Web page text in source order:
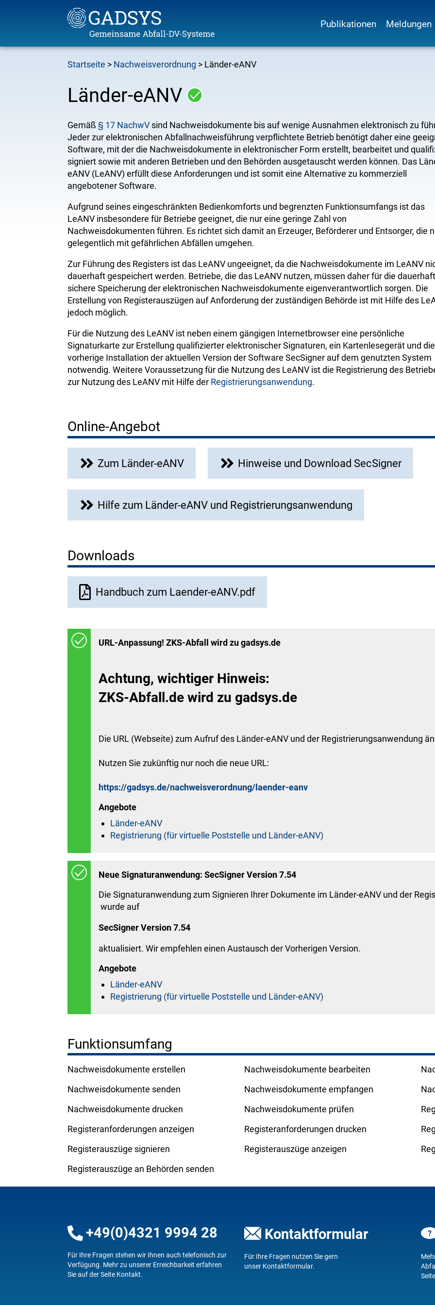
Direkt
Hauptnavigation
Publikationen Meldungen
Startseite Nachweisverordnung Länder-eANV
Länder-eANV
Gemäß § 17 NachwV sind Nachweisdokumente bis auf wenige Ausnahmen elektronisch zu
Jeder zur elektronischen Abfallnachweisführung verpflichtete Betrieb benötigt daher eine
Software, mit der die Nachweisdokumente in elektronischer Form erstellt, bearbeitet und
signiert sowie mit anderen Betrieben und den Behörden ausgetauscht werden können. Das
eANV (LeANV) erfüllt diese Anforderungen und ist somit eine Alternative zu kommerziell
angebotener Software.
Aufgrund seines eingeschränkten Bedienkomforts und begrenzten Funktionsumfangs ist das
LeANV insbesondere für Betriebe geeignet, die nur eine geringe Zahl von
Nachweisdokumenten führen. Es richtet sich damit an Erzeuger, Beförderer und Entsorger, die
gelegentlich mit gefährlichen Abfällen umgehen.
Zur Führung des Registers ist das LeANV ungeeignet, da die Nachweisdokumente im LeANV
dauerhaft gespeichert werden. Betriebe, die das LeANV nutzen, müssen daher für die
sichere Speicherung der elektronischen Nachweisdokumente eigenverantwortlich sorgen. Die
Erstellung von Registerauszügen auf Anforderung der zuständigen Behörde ist mit Hilfe des
jedoch möglich.
Für die Nutzung des LeANV ist neben einem gängigen Internetbrowser eine persönliche
Signaturkarte zur Erstellung qualifizierter elektronischer Signaturen, ein Kartenlesegerät und die
vorherige Installation der aktuellen Version der Software SecSigner auf dem genutzten System
notwendig. Weitere Voraussetzung für die Nutzung des LeANV ist die Registrierung des
zur Nutzung des LeANV mit Hilfe der Registrierungsanwendung.
Online-Angebot
Zum Länder-eANV Hinweise und Download SecSigner
Hilfe zum Länder-eANV und Registrierungsanwendung
Downloads
Dokument
Handbuch zum Laender-eANV.pdf
URL-Anpassung! ZKS-Abfall wird zu gadsys.de
Achtung, wichtiger Hinweis:
ZKS-Abfall.de wird zu gadsys.de
Die URL (Webseite) zum Aufruf des Länder-eANV und der Registrierungsanwendung
Nutzen Sie zukünftig nur noch die neue URL:
https://gadsys.de/nachweisverordnung/laender-eanv
Angebote
Länder-eANV
Registrierung (für virtuelle Poststelle und Länder-eANV)
Neue Signaturanwendung: SecSigner Version 7.54
Die Signaturanwendung zum Signieren Ihrer Dokumente im Länder-eANV und der
wurde auf
SecSigner Version 7.54
aktualisiert. Wir empfehlen einen Austausch der Vorherigen Version.
Angebote
Länder-eANV
Registrierung (für virtuelle Poststelle und Länder-eANV)
Funktionsumfang
Nachweisdokumente erstellen Nachweisdokumente bearbeiten
Nachweisdokumente senden
Nachweisdokumente empfangen
Nachweisdokumente drucken
Nachweisdokumente prüfen
Registeranforderungen anzeigen
Registeranforderungen drucken
Registerauszüge signieren
Registerauszüge anzeigen
Registerauszüge an Behörden senden
+49(0)4321 9994 28
Für Ihre Fragen stehen wir Ihnen auch telefonisch zur
Verfügung. Mehr zu unserer Erreichbarkeit erfahren
Sie auf der Seite Kontakt.
Kontaktformular
Für Ihre Fragen nutzen Sie gern
unser Kontaktformular.
Seite